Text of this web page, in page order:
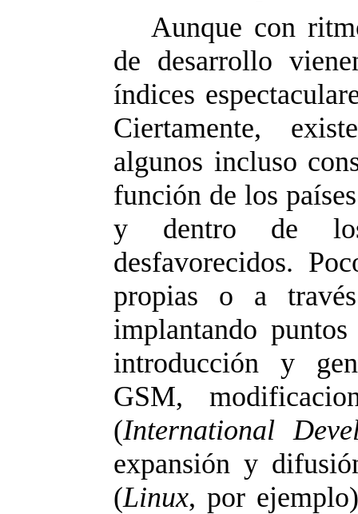
Aunque con
de desarrollo
índices
Ciertamente,
algunos incluso
función de los
y dentro de los
desfavorecidos.
propias o a
implantando
introducción y
GSM,
(International
expansión y
(Linux, por